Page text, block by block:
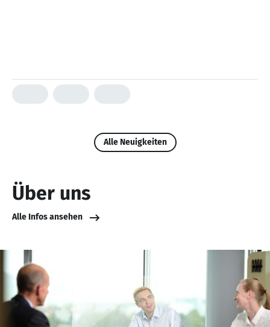
Alle Neuigkeiten
Über uns
Alle Infos ansehen